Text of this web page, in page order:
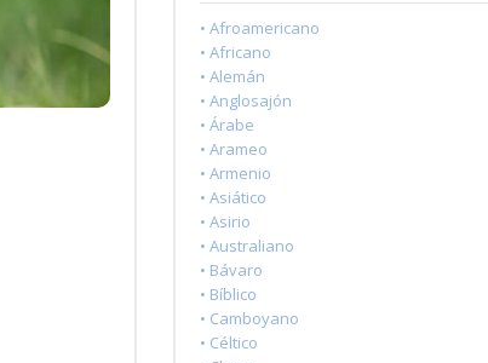
• Afroamericano
• Africano
• Alemán
• Anglosajón
• Árabe
• Arameo
• Armenio
• Asiático
• Asirio
• Australiano
• Bávaro
• Bíblico
• Camboyano
• Céltico